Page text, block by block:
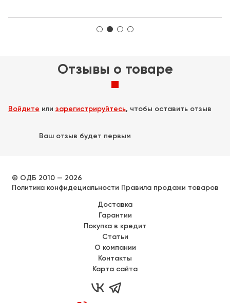
Отзывы о товаре
Войдите или зарегистрируйтесь, чтобы оставить отзыв
Ваш отзыв будет первым
© ОДБ 2010 — 2026
Политика конфидециальности Правила продажи товаров
Доставка
Гарантии
Покупка в кредит
Статьи
О компании
Контакты
Карта сайта
 